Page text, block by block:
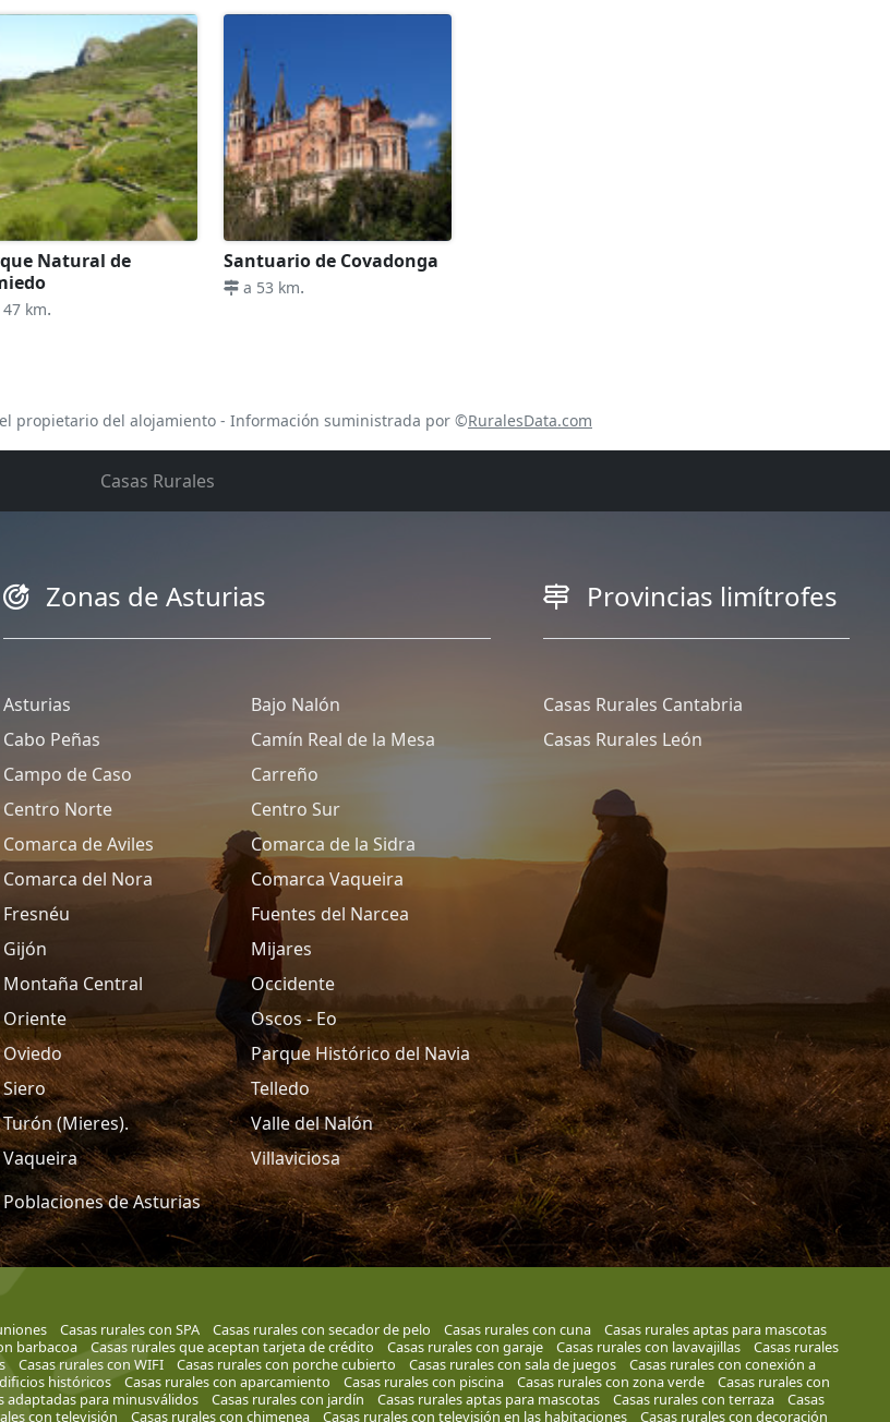
Natural de
km.
Santuario de Covadonga
a 53 km.
propietario del alojamiento - Información suministrada por ©RuralesData.com
Casas Rurales
Zonas de Asturias
Asturias
Bajo Nalón
Cabo Peñas
Camín Real de la Mesa
Campo de Caso
Carreño
Centro Norte
Centro Sur
Comarca de Aviles
Comarca de la Sidra
Comarca del Nora
Comarca Vaqueira
Fresnéu
Fuentes del Narcea
Gijón
Mijares
Montaña Central
Occidente
Oriente
Oscos - Eo
Oviedo
Parque Histórico del Navia
Siero
Telledo
Turón (Mieres).
Valle del Nalón
Vaqueira
Villaviciosa
Poblaciones de Asturias
Provincias limítrofes
Casas Rurales Cantabria
Casas Rurales León
Casas rurales con SPA Casas rurales con secador de pelo Casas rurales con cuna
Casas rurales aptas para mascotas
barbacoa Casas rurales que aceptan tarjeta de crédito Casas rurales con garaje Casas rurales con lavavajillas
Casas rurales
Casas rurales con WIFI Casas rurales con porche cubierto Casas rurales con sala de juegos
Casas rurales con conexión a
históricos Casas rurales con aparcamiento Casas rurales con piscina Casas rurales con zona verde
Casas rurales con
adaptadas para minusválidos Casas rurales con jardín Casas rurales aptas para mascotas Casas rurales con terraza
Casas
con televisión Casas rurales con chimenea Casas rurales con televisión en las habitaciones Casas rurales con decoración